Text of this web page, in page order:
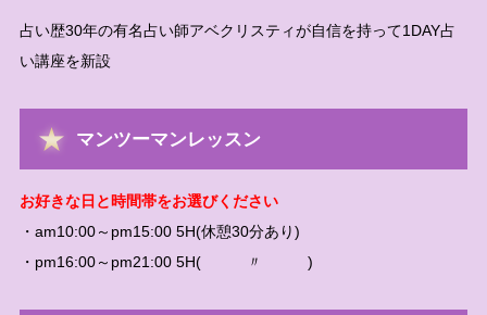
占い歴30年の有名占い師アベクリスティが自信を持って1DAY占
い講座を新設
マンツーマンレッスン
お好きな日と時間帯をお選びください
・am10:00～pm15:00 5H(休憩30分あり)
・pm16:00～pm21:00 5H( 〃 )